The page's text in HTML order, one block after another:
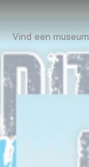
Vind een museum